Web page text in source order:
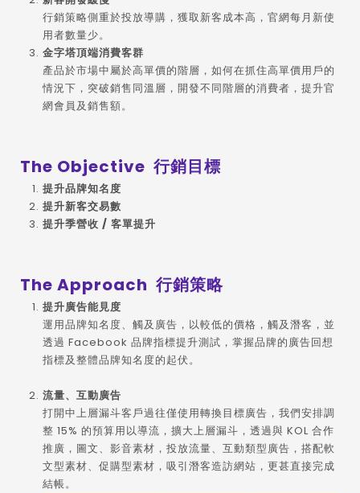
行銷策略側重於投放導購，獲取新客成本高，官網每月新使
用者數量少。
金字塔頂端消費客群
產品於市場中屬於高單價的階層，如何在抓住高單價用戶的
情況下，突破銷售同溫層，開發不同階層的消費者，提升官
網會員及銷售額。
The Objective 行銷目標
提升品牌知名度
提升新客交易數
提升季營收 / 客單提升
The Approach 行銷策略
提升廣告能見度
運用品牌知名度、觸及廣告，以較低的價格，觸及潛客，並
透過 Facebook 品牌指標提升測試，掌握品牌的廣告回想
指標及整體品牌知名度的起伏。
流量、互動廣告
打開中上層漏斗客戶過往僅使用轉換目標廣告，我們安排調
整 15% 的預算用以導流，擴大上層漏斗，透過與 KOL 合作
推廣，圖文、影音素材，投放流量、互動類型廣告，搭配軟
文型素材、促購型素材，吸引潛客造訪網站，更甚直接完成
結帳。